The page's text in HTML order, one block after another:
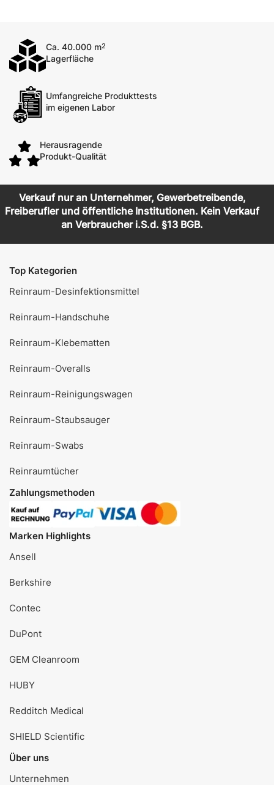
Ca. 40.000 m2
Lagerfläche
Umfangreiche Produkttests
im eigenen Labor
Herausragende
Produkt-Qualität
Verkauf nur an Unternehmer, Gewerbetreibende,
Freiberufler und öffentliche Institutionen. Kein Verkauf
an Verbraucher i.S.d. §13 BGB.
Top Kategorien
Reinraum-Desinfektionsmittel
Reinraum-Handschuhe
Reinraum-Klebematten
Reinraum-Overalls
Reinraum-Reinigungswagen
Reinraum-Staubsauger
Reinraum-Swabs
Reinraumtücher
Zahlungsmethoden
Marken Highlights
Ansell
Berkshire
Contec
DuPont
GEM Cleanroom
HUBY
Redditch Medical
SHIELD Scientific
Über uns
Unternehmen